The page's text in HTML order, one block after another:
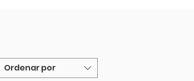
Ordenar por